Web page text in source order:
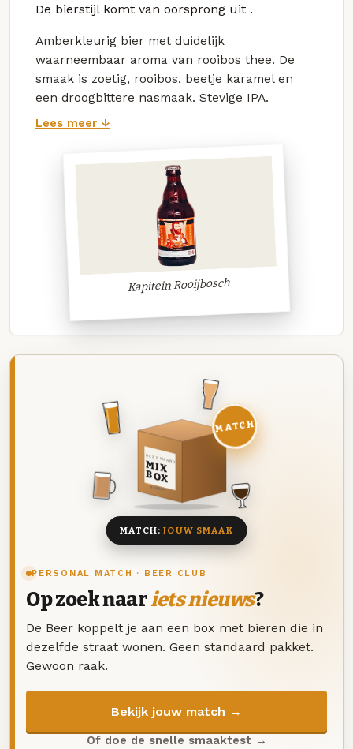
De bierstijl komt van oorsprong uit .
Amberkleurig bier met duidelijk
waarneembaar aroma van rooibos thee. De
smaak is zoetig, rooibos, beetje karamel en
een droogbittere nasmaak. Stevige IPA.
Lees meer ↓
Kapitein Rooijbosch
PERSONAL MATCH · BEER CLUB
Op zoek naariets nieuws?
De Beer koppelt je aan een box met bieren die in
dezelfde straat wonen. Geen standaard pakket.
Gewoon raak.
Bekijk jouw match →
Of doe de snelle smaaktest →
DEZE MAAND
MIX
BOX
8 BIEREN
MATCH
MATCH:JOUW SMAAK